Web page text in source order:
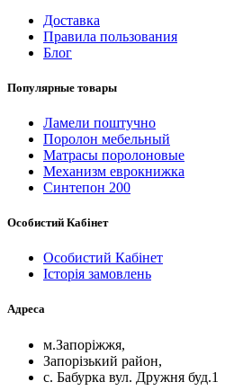
Доставка
Правила пользования
Блог
Популярные товары
Ламели поштучно
Поролон мебельный
Матрасы поролоновые
Механизм еврокнижка
Синтепон 200
Особистий Кабінет
Особистий Кабінет
Історія замовлень
Адреса
м.Запоріжжя,
Запорізький район,
с. Бабурка вул. Дружня буд.1